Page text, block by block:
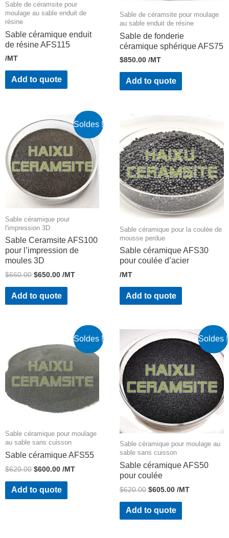
Sable de céramsite pour
moulage au sable enduit de
résine
Sable céramique enduit
de résine AFS115
/MT
Add to quote
Sable de céramsite pour moulage
au sable enduit de résine
Sable de fonderie
céramique sphérique AFS75
$850.00 /MT
Add to quote
Soldes !
Sable céramique pour
l'impression 3D
Sable Ceramsite AFS100
pour l’impression de
moules 3D
$660.00 $650.00 /MT
Add to quote
Sable céramique pour la coulée de
mousse perdue
Sable céramique AFS30
pour coulée d’acier
/MT
Add to quote
Soldes !
Sable céramique pour moulage
au sable sans cuisson
Sable céramique AFS55
$620.00 $600.00 /MT
Add to quote
Soldes !
Sable céramique pour moulage au
sable sans cuisson
Sable céramique AFS50
pour coulée
$620.00 $605.00 /MT
Add to quote